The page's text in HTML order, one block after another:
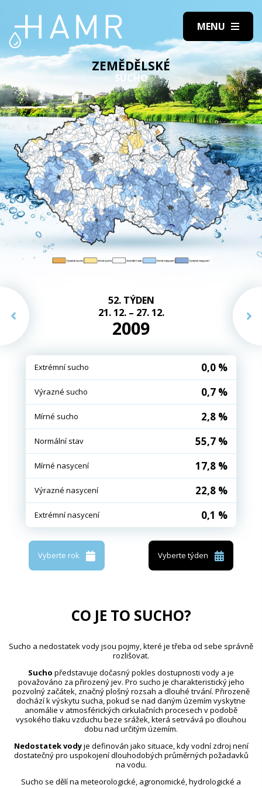
ZEMĚDĚLSKÉ
SUCHO
52. TÝDEN
21. 12. – 27. 12.
2009
Extrémní sucho 0,0 %
Výrazné sucho 0,7 %
Mírné sucho 2,8 %
Normální stav 55,7 %
Mírné nasycení 17,8 %
Výrazné nasycení 22,8 %
Extrémní nasycení 0,1 %
Vyberte rok Vyberte týden
CO JE TO SUCHO?
Sucho a nedostatek vody jsou pojmy, které je třeba od sebe správně
rozlišovat.
Sucho představuje dočasný pokles dostupnosti vody a je
považováno za přirozený jev. Pro sucho je charakteristický jeho
pozvolný začátek, značný plošný rozsah a dlouhé trvání. Přirozeně
dochází k výskytu sucha, pokud se nad daným územím vyskytne
anomálie v atmosférických cirkulačních procesech v podobě
vysokého tlaku vzduchu beze srážek, která setrvává po dlouhou
dobu nad určitým územím.
Nedostatek vodyje definován jako situace, kdy vodní zdroj není
dostatečný pro uspokojení dlouhodobých průměrných požadavků
na vodu.
Sucho se dělí na meteorologické, agronomické, hydrologické a